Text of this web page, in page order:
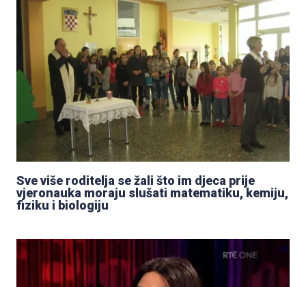
Sve više roditelja se žali što im djeca prije
vjeronauka moraju slušati matematiku, kemiju,
fiziku i biologiju